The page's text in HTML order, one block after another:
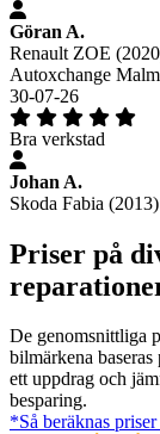
Göran A.
Renault ZOE
Autoxchange
30-07-26
Bra verkstad
Johan A.
Skoda Fabia (2013)
Priser på
De genomsnittliga
bilmärkena
ett uppdrag och
besparing.
*Så beräknas